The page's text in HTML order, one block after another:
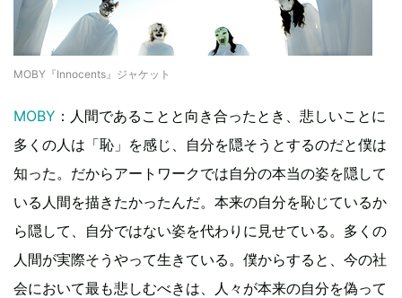
MOBY『Innocents』ジャケット
MOBY ：人間であることと向き合ったとき、悲しいことに
多くの人は「恥」を感じ、自分を隠そうとするのだと僕は
知った。だからアートワークでは自分の本当の姿を隠して
いる人間を描きたかったんだ。本来の自分を恥じているか
ら隠して、自分ではない姿を代わりに見せている。多くの
人間が実際そうやって生きている。僕からすると、今の社
会において最も悲しむべきは、人々が本来の自分を偽って